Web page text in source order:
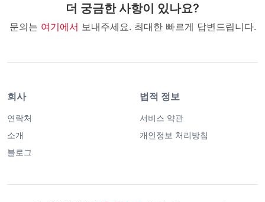
더 궁금한 사항이 있나요?
문의는 여기에서 보내주세요. 최대한 빠르게 답변드립니다.
회사
연락처
소개
블로그
법적 정보
서비스 약관
개인정보 처리방침